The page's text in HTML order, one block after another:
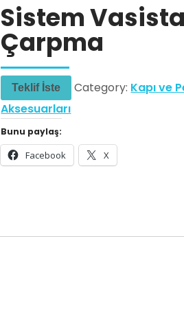
Sistem
Çarpma
Teklif İste Category: Kapı ve
Aksesuarları
Bunu paylaş:
Facebook X